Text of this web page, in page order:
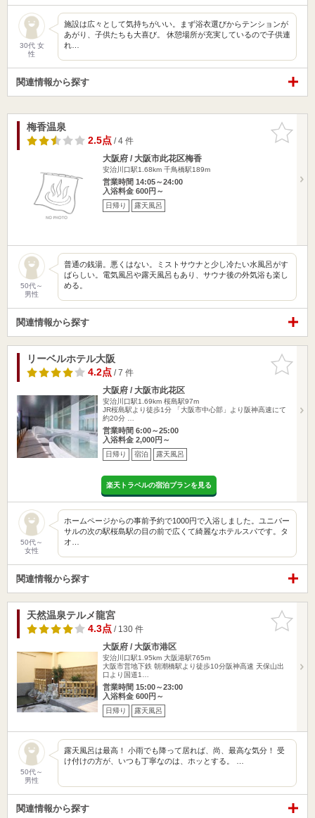
30代 女
性
施設は広々として気持ちがいい。まず浴衣選びからテンションが
あがり、子供たちも大喜び。 休憩場所が充実しているので子供連
れ…
関連情報から探す
お気に入
りに追加
梅香温泉
2.5点/ 4 件
大阪府 / 大阪市此花区梅香
安治川口駅1.68km 千鳥橋駅189m
営業時間 14:05～24:00
入浴料金 600円～
日帰り 露天風呂
50代～
男性
普通の銭湯。悪くはない。ミストサウナと少し冷たい水風呂がす
ばらしい。電気風呂や露天風呂もあり、サウナ後の外気浴も楽し
める。
関連情報から探す
お気に入
りに追加
リーベルホテル大阪
4.2点/ 7 件
大阪府 / 大阪市此花区
安治川口駅1.69km 桜島駅97m
JR桜島駅より徒歩1分 「大阪市中心部」より阪神高速にて
約20分 …
営業時間 6:00～25:00
入浴料金 2,000円～
日帰り 宿泊 露天風呂
楽天トラベルの宿泊プランを見る
50代～
女性
ホームページからの事前予約で1000円で入浴しました。ユニバー
サルの次の駅桜島駅の目の前で広くて綺麗なホテルスパです。タ
オ…
関連情報から探す
お気に入
りに追加
天然温泉テルメ龍宮
4.3点/ 130 件
大阪府 / 大阪市港区
安治川口駅1.95km 大阪港駅765m
大阪市営地下鉄 朝潮橋駅より徒歩10分阪神高速 天保山出
口より国道1…
営業時間 15:00～23:00
入浴料金 600円～
日帰り 露天風呂
50代～
男性
露天風呂は最高！ 小雨でも降って居れば、尚、最高な気分！ 受
け付けの方が、いつも丁寧なのは、ホッとする。 …
関連情報から探す